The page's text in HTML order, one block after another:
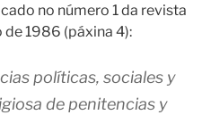
no número 1 da revista
de 1986 (páxina 4):
políticas, sociales y
de penitencias y